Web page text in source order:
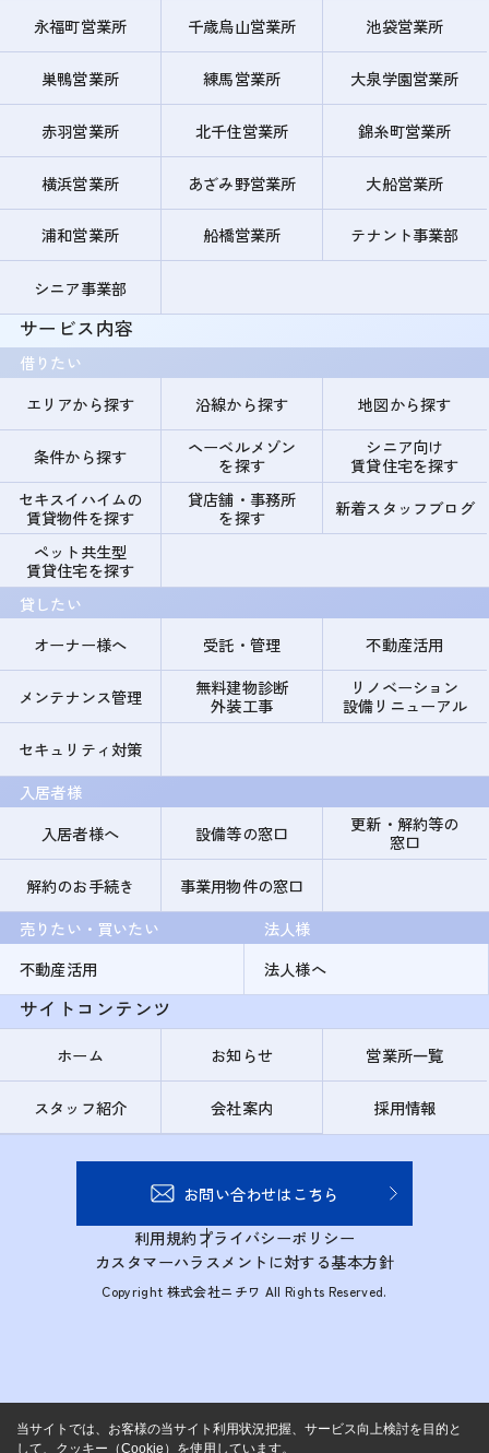
永福町営業所 千歳烏山営業所 池袋営業所
巣鴨営業所 練馬営業所 大泉学園営業所
赤羽営業所 北千住営業所 錦糸町営業所
横浜営業所 あざみ野営業所 大船営業所
浦和営業所 船橋営業所 テナント事業部
シニア事業部
サービス内容
借りたい
エリアから探す
沿線から探す 地図から探す
条件から探す
ヘーベルメゾン
を探す
シニア向け
賃貸住宅を探す
セキスイハイムの
賃貸物件を探す
貸店舗・事務所
を探す
新着スタッフブログ
ペット共生型
賃貸住宅を探す
貸したい
オーナー様へ
受託・管理 不動産活用
メンテナンス管理
無料建物診断
外装工事
リノベーション
設備リニューアル
セキュリティ対策
入居者様
入居者様へ
設備等の窓口
更新・解約等の
窓口
解約のお手続き
事業用物件の窓口
売りたい・買いたい
不動産活用
法人様
法人様へ
サイトコンテンツ
ホーム お知らせ 営業所一覧
スタッフ紹介 会社案内 採用情報
お問い合わせはこちら
利用規約プライバシーポリシー
カスタマーハラスメントに対する基本方針
Copyright 株式会社ニチワ All Rights Reserved.
当サイトでは、お客様の当サイト利用状況把握、サービス向上検討を目的と
して、クッキー（Cookie）を使用しています。